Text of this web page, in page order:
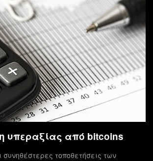
υπεραξίας από bitcoins
τοποθετήσεις των